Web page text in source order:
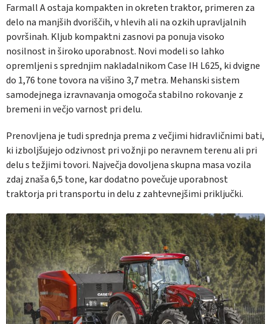
Farmall A ostaja kompakten in okreten traktor, primeren za
delo na manjših dvoriščih, v hlevih ali na ozkih upravljalnih
površinah. Kljub kompaktni zasnovi pa ponuja visoko
nosilnost in široko uporabnost. Novi modeli so lahko
opremljeni s sprednjim nakladalnikom Case IH L625, ki dvigne
do 1,76 tone tovora na višino 3,7 metra. Mehanski sistem
samodejnega izravnavanja omogoča stabilno rokovanje z
bremeni in večjo varnost pri delu.
Prenovljena je tudi sprednja prema z večjimi hidravličnimi bati,
ki izboljšujejo odzivnost pri vožnji po neravnem terenu ali pri
delu s težjimi tovori. Največja dovoljena skupna masa vozila
zdaj znaša 6,5 tone, kar dodatno povečuje uporabnost
traktorja pri transportu in delu z zahtevnejšimi priključki.